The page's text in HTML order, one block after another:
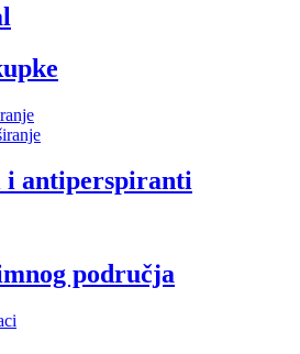
i antiperspiranti
područja